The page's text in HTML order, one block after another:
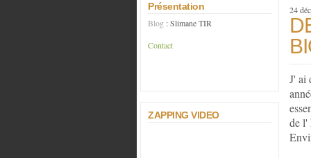
Présentation
Blog : Slimane TIR
Contact
ZAPPING VIDEO
24
J' ai
de l'